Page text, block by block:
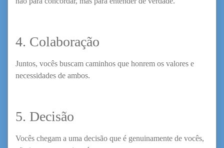
4. Colaboração
Juntos, vocês buscam caminhos que honrem os valores e
necessidades de ambos.
5. Decisão
Vocês chegam a uma decisão que é genuinamente de vocês,